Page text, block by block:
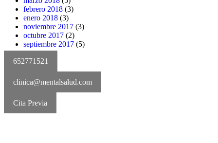
febrero 2018 (3)
enero 2018 (3)
noviembre 2017 (3)
octubre 2017 (2)
septiembre 2017 (5)
652771521
clinica@mentalsalud.com
Cita Previa